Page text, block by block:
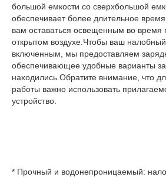
большой емкости со сверхбольшой
обеспечивает более длительное
вам оставаться освещенным во время
открытом воздухе.Чтобы ваш
включенным, мы предоставляем
обеспечивающее удобные варианты
находились.Обратите внимание, что
работы важно использовать
устройство.
* Прочный и водонепроницаемый: